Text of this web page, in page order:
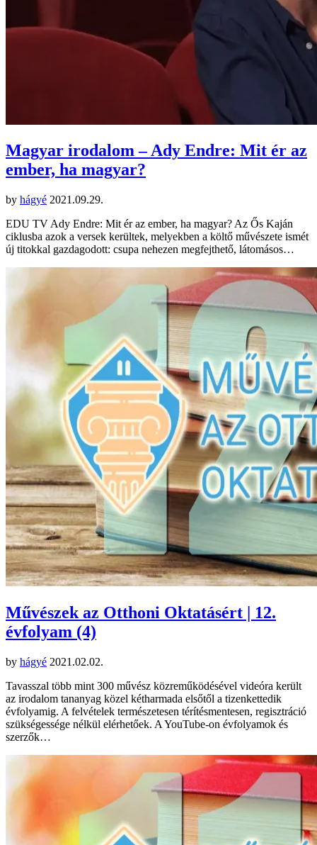
Magyar irodalom – Ady Endre: Mit ér az
ember, ha magyar?
by hágyé 2021.09.29.
EDU TV Ady Endre: Mit ér az ember, ha magyar? Az Ős Kaján
ciklusba azok a versek kerültek, melyekben a költő művészete ismét
új titokkal gazdagodott: csupa nehezen megfejthető, látomásos…
Művészek az Otthoni Oktatásért | 12.
évfolyam (4)
by hágyé 2021.02.02.
Tavasszal több mint 300 művész közreműködésével videóra került
az irodalom tananyag közel kétharmada elsőtől a tizenkettedik
évfolyamig. A felvételek természetesen térítésmentesen, regisztráció
szükségessége nélkül elérhetőek. A YouTube-on évfolyamok és
szerzők…